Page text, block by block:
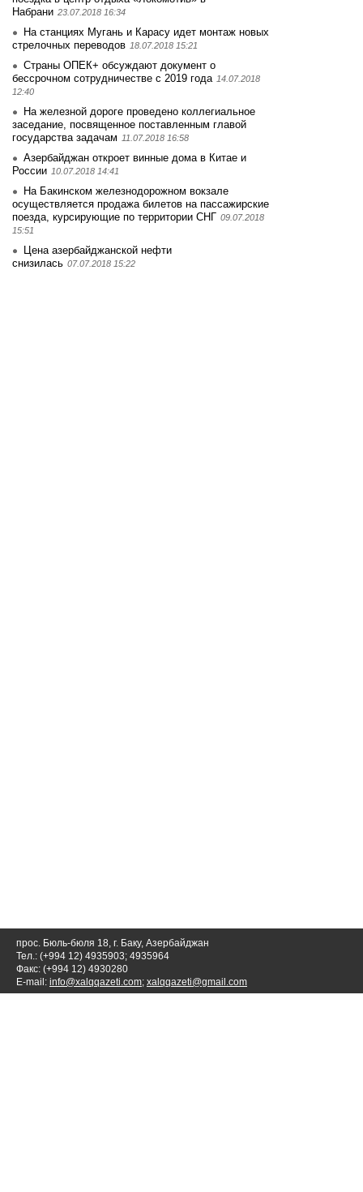
Набрани 23.07.2018 16:34
На станциях Мугань и Карасу идет монтаж новых
стрелочных переводов 18.07.2018 15:21
Страны ОПЕК+ обсуждают документ о
бессрочном сотрудничестве с 2019 года 14.07.2018
12:40
На железной дороге проведено коллегиальное
заседание, посвященное поставленным главой
государства задачам 11.07.2018 16:58
Азербайджан откроет винные дома в Китае и
России 10.07.2018 14:41
На Бакинском железнодорожном вокзале
осуществляется продажа билетов на пассажирские
поезда, курсирующие по территории СНГ 09.07.2018
15:51
Цена азербайджанской нефти
снизилась 07.07.2018 15:22
прос. Бюль-бюля 18, г. Баку, Азербайджан
Тел.: (+994 12) 4935903; 4935964
Факс: (+994 12) 4930280
E-mail: info@xalqqazeti.com; xalqqazeti@gmail.com